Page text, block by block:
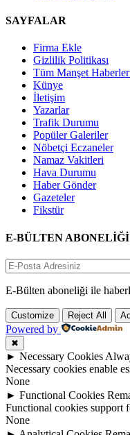
SAYFALAR
Firma Ekle
Gizlilik Politikası
Tüm Manşet
Künye
İletişim
Yazarlar
Trafik Durumu
Popüler Galeriler
Nöbetçi Eczaneler
Namaz Vakitleri
Hava Durumu
Haber Gönder
Gazeteler
Fikstür
E-BÜLTEN ABONELİĞİ
E-Bülten aboneliği ile
Customize Reject All
Powered by
✖
► Necessary Cookies
Necessary cookies enable
None
► Functional Cookies
Functional cookies support
None